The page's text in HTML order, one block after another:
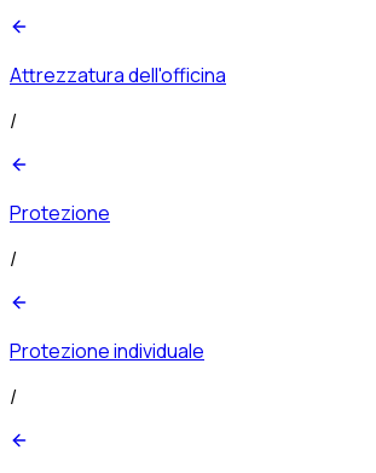
Attrezzatura dell'officina
/
Protezione
/
Protezione individuale
/